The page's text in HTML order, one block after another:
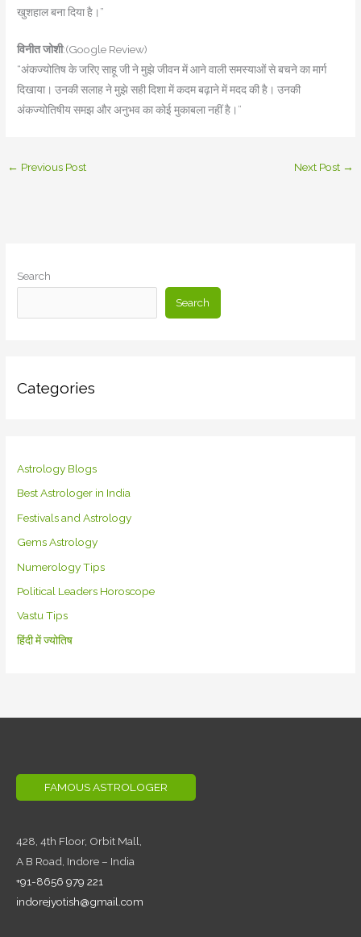
खुशहाल बना दिया है।”
विनीत जोशी:(Google Review)
“अंकज्योतिष के जरिए साहू जी ने मुझे जीवन में आने वाली समस्याओं से बचने का मार्ग
दिखाया। उनकी सलाह ने मुझे सही दिशा में कदम बढ़ाने में मदद की है। उनकी
अंकज्योतिषीय समझ और अनुभव का कोई मुकाबला नहीं है।”
← Previous Post Next Post →
Search
Search
Categories
Astrology Blogs
Best Astrologer in India
Festivals and Astrology
Gems Astrology
Numerology Tips
Political Leaders Horoscope
Vastu Tips
हिंदी में ज्योतिष
FAMOUS ASTROLOGER
428, 4th Floor, Orbit Mall,
A B Road, Indore – India
+91-8656 979 221
indorejyotish@gmail.com